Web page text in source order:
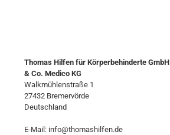
Thomas Hilfen für Körperbehinderte GmbH
& Co. Medico KG
Walkmühlenstraße 1
27432 Bremervörde
Deutschland
E-Mail: info@thomashilfen.de